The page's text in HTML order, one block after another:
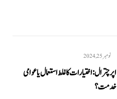
نومبر 25, 2024
اپر چترال: اختیارات کا غلط استعمال یا عوامی
خدمت؟